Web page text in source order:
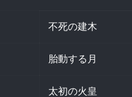
不死の建木
胎動する月
太初の火皇